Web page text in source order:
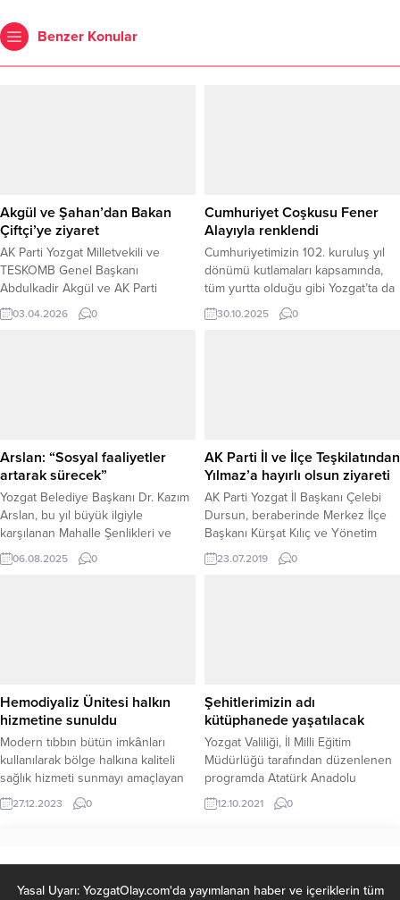
Benzer Konular
Akgül ve Şahan’dan Bakan
Çiftçi’ye ziyaret
AK Parti Yozgat Milletvekili ve
TESKOMB Genel Başkanı
Abdulkadir Akgül ve AK Parti
Yozgat Milletvekili Süleyman Şahan,
İçişleri Bakanı Mustafa Çiftçi’yi
bakanlık nezdinde yürüttükleri
temasları...
03.04.2026 0
Cumhuriyet Coşkusu Fener
Alayıyla renklendi
Cumhuriyetimizin 102. kuruluş yıl
dönümü kutlamaları kapsamında,
tüm yurtta olduğu gibi Yozgat’ta da
Cumhuriyet Bayramı coşkusu fener
alayıyla doruğa ulaştı. Akşam
102. yılına yakışır bir coşku ile...
30.10.2025 0
Arslan: “Sosyal faaliyetler
artarak sürecek”
Yozgat Belediye Başkanı Dr. Kazım
Arslan, bu yıl büyük ilgiyle
karşılanan Mahalle Şenlikleri ve
yakında gerçekleşecek olan
Sürmeli Şenlikleri hakkında önemli
hayati öneme sahip olduğunu
vurguladı. Arslan, “Yıl boyunca
farklı...
06.08.2025 0
AK Parti İl ve İlçe Teşkilatından
Yılmaz’a hayırlı olsun ziyareti
AK Parti Yozgat İl Başkanı Çelebi
Dursun, beraberinde Merkez İlçe
Başkanı Kürşat Kılıç ve Yönetim
Kurulu üyeleri ile birlikte İl Özel
İdaresi Genel Sekreterliğine atanan
23.07.2019 0
Hemodiyaliz Ünitesi halkın
hizmetine sunuldu
Modern tıbbın bütün imkânları
kullanılarak bölge halkına kaliteli
sağlık hizmeti sunmayı amaçlayan
Üniversite Tıp Fakültesi Araştırma
ve Uygulama Hastanesi’nde
27.12.2023 0
Şehitlerimizin adı
kütüphanede yaşatılacak
Yozgat Valiliği, İl Milli Eğitim
Müdürlüğü tarafından düzenlenen
programda Atatürk Anadolu
Lisesi’nde Şehit Piyade Astsubay
Çavuş Hasan Aydın Kütüphanesi
yapılan kütüphaneler ile
şehitlerimizin adı yaşatılacak.
12.10.2021 0
Yasal Uyarı: YozgatOlay.com'da yayımlanan haber ve içeriklerin tüm